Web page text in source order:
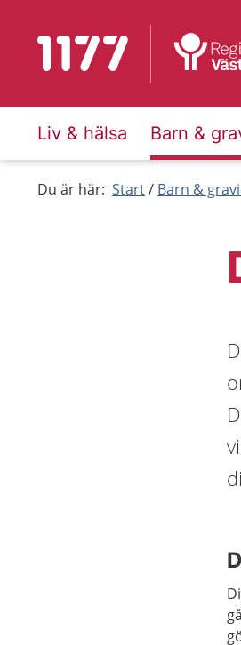
Till startsidan för 1177
Liv & hälsa Barn &
Du är här: Start Barn &